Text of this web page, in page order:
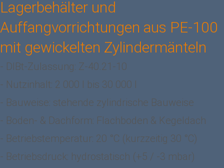
Lagerbehälter und
Auffangvorrichtungen aus PE-100
mit gewickelten Zylindermänteln
- DIBt-Zulassung: Z-40.21-10
- Nutzinhalt: 2 000 l bis 30 000 l
- Bauweise: stehende zylindrische Bauweise
- Boden- & Dachform: Flachboden & Kegeldach
- Betriebstemperatur: 20 °C (kurzzeitig 30 °C)
- Betriebsdruck: hydrostatisch (+5 / -3 mbar)